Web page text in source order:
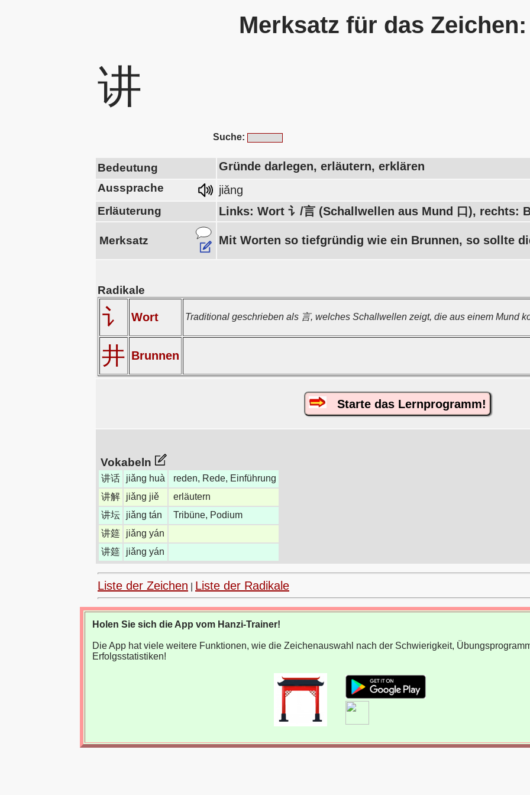
Merksatz für das
讲
Suche:
Bedeutung Gründe darlegen, erläutern, erklären
Aussprache jiǎng
Erläuterung Links: Wort 讠/言 (Schallwellen aus Mund 口), rechts:
Merksatz Mit Worten so tiefgründig wie ein Brunnen, so sollte
Radikale
讠 Wort Traditional geschrieben als 言, welches Schallwellen zeigt, die aus einem Mund
井 Brunnen
Starte das Lernprogramm!
Vokabeln
讲话 jiǎng huà
reden, Rede, Einführung
讲解
jiǎng jiě
erläutern
讲坛
jiǎng tán
Tribüne, Podium
讲筵
jiǎng yán
讲筵
jiǎng yán
Liste der Zeichen Liste der Radikale
Holen Sie sich die App vom Hanzi-Trainer!
Die App hat viele weitere Funktionen, wie die Zeichenauswahl nach der Schwierigkeit,
Erfolgsstatistiken!